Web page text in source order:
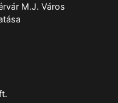
M.J. Város